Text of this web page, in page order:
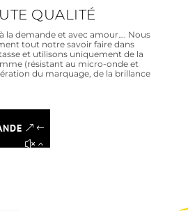
QUALITÉ
la demande et avec amour…. Nous
tout notre savoir faire dans
et utilisons uniquement de la
(résistant au micro-onde et
du marquage, de la brillance